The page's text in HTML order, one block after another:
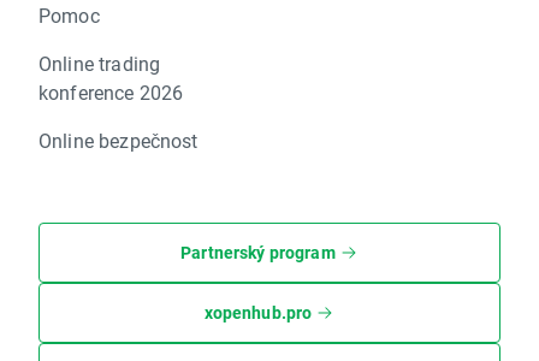
Pomoc
Online trading
konference 2026
Online bezpečnost
Partnerský program
xopenhub.pro